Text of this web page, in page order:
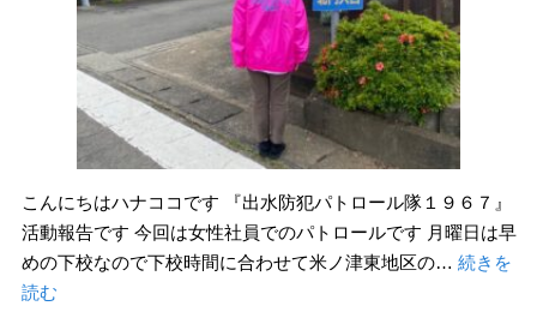
こんにちはハナココです 『出水防犯パトロール隊１９６７』
活動報告です 今回は女性社員でのパトロールです 月曜日は早
めの下校なので下校時間に合わせて米ノ津東地区の… 続きを
読む